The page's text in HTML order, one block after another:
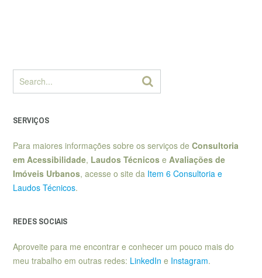
SERVIÇOS
Para maiores informações sobre os serviços de Consultoria
em Acessibilidade, Laudos Técnicos e Avaliações de
Imóveis Urbanos, acesse o site da Item 6 Consultoria e
Laudos Técnicos.
REDES SOCIAIS
Aproveite para me encontrar e conhecer um pouco mais do
meu trabalho em outras redes: LinkedIn e Instagram.